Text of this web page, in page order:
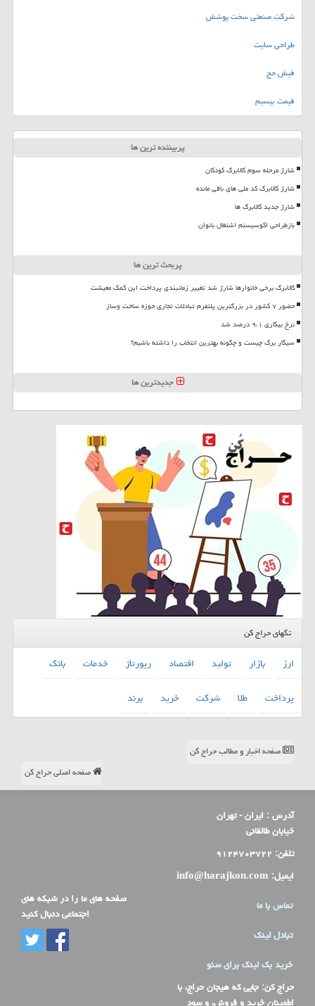
شرکت صنعتی سخت پوشش
طراحی سایت
فیش حج
قیمت بیسیم
پربیننده ترین ها
شارژ مرحله سوم کالابرگ کودکان
شارژ کالابرگ کد ملی های باقی مانده
شارژ جدید کالابرگ ها
بازطراحی اکوسیستم اشتغال بانوان
پربحث ترین ها
کالابرگ برخی خانوارها شارژ شد تغییر زمانبندی پرداخت این کمک معیشت
حضور ۷ کشور در بزرگترین پلتفرم تبادلات تجاری حوزه ساخت وساز
نرخ بیکاری ۹،۱ درصد شد
سیگار برگ چیست و چگونه بهترین انتخاب را داشته باشیم؟
جدیدترین ها
تگهای حراج کن
ارز بازار تولید اقتصاد رپورتاژ خدمات
بانك
پرداخت
طلا شركت خرید برند
صفحه اخبار و مطالب حراج کن
صفحه اصلی حراج کن
آدرس : ایران - تهران
خیابان طالقانی
تلفن: ۹۱۲۴۷۰۳۷۲۲
ایمیل: info@harajkon.com
تماس با ما
تبادل لینک
خرید بک لینک برای سئو
حراج کن: جایی که هیجان حراج، با
اطمینان خرید و فروش، و سود
صفحه های ما را در شبکه های
اجتماعی دنبال کنید